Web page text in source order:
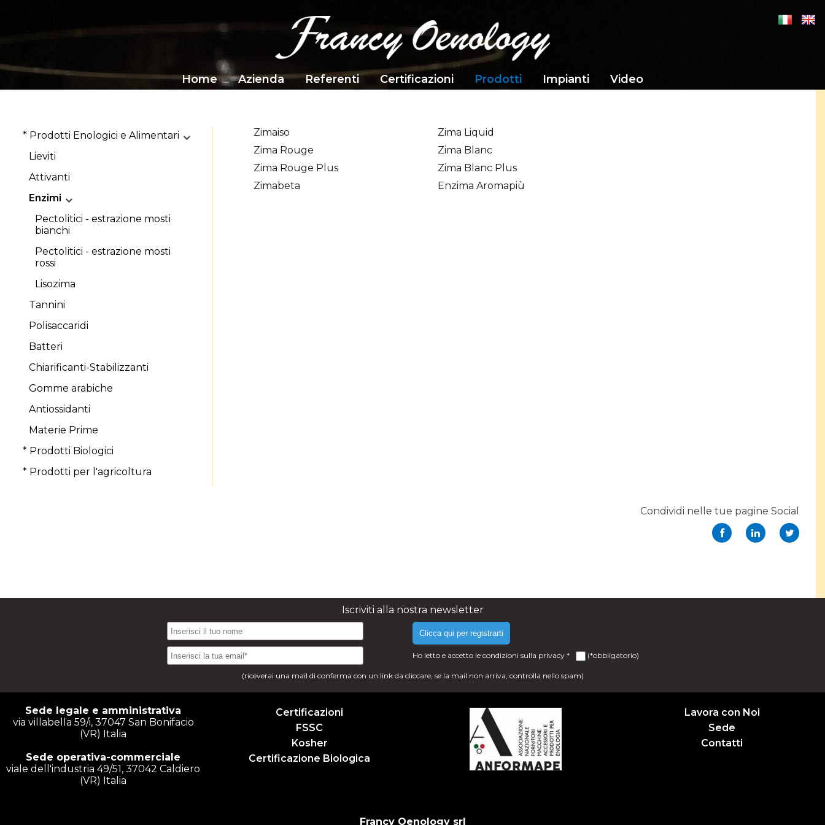
Home Azienda Referenti Certificazioni Prodotti Impianti Video
* Prodotti Enologici e Alimentari
Lieviti
Attivanti
Enzimi
Pectolitici - estrazione mosti
bianchi
Pectolitici - estrazione mosti
rossi
Lisozima
Tannini
Polisaccaridi
Batteri
Chiarificanti-Stabilizzanti
Gomme arabiche
Antiossidanti
Materie Prime
* Prodotti Biologici
* Prodotti per l'agricoltura
Zimaiso
Zima Liquid
Zima Rouge
Zima Blanc
Zima Rouge Plus
Zima Blanc Plus
Zimabeta
Enzima Aromapiù
Condividi nelle tue pagine Social
Iscriviti alla nostra newsletter
Clicca qui per registrarti
Ho letto e accetto le condizioni sulla privacy * (*obbligatorio)
(riceverai una mail di conferma con un link da cliccare, se la mail non arriva, controlla nello spam)
Sede legale e amministrativa
via villabella 59/i, 37047 San Bonifacio
(VR) Italia
Sede operativa-commerciale
viale dell'industria 49/51, 37042 Caldiero
(VR) Italia
Certificazioni
FSSC
Kosher
Certificazione Biologica
Lavora con Noi
Sede
Contatti
Francy Oenology srl